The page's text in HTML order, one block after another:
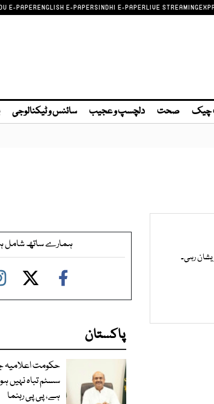
E-PAPERENGLISH E-PAPERSINDHI E-PAPERLIVE STREAMING
چیک صحت دلچسپ و عجیب سائنس و ٹیکنالوجی
رہی۔
ہمارے ساتھ شامل
پاکستان
حکومت اعلامیہ
سسٹم تباہ نہیں
ہے، پی پی رہنما